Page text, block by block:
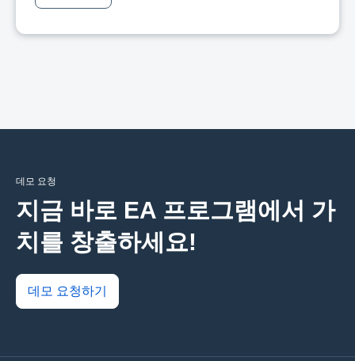
데모 요청
지금 바로 EA 프로그램에서 가
치를 창출하세요!
데모 요청하기